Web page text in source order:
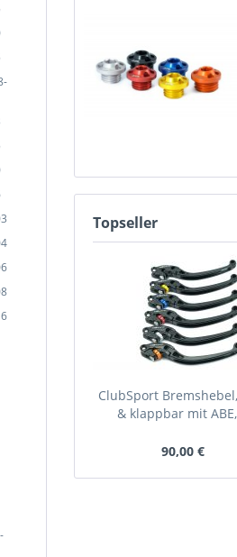
Topseller
ClubSport
& klappbar mit
90,00 €